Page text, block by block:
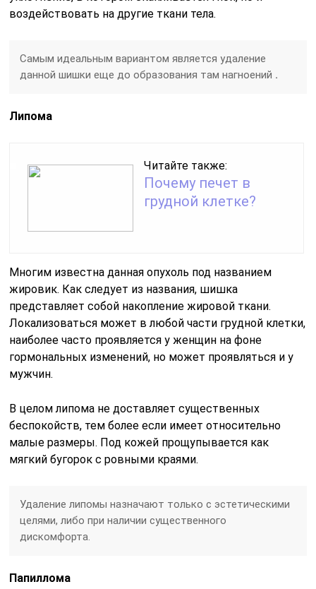
воздействовать на другие ткани тела.
Самым идеальным вариантом является удаление
данной шишки еще до образования там нагноений .
Липома
Читайте также:
Почему печет в
грудной клетке?
Многим известна данная опухоль под названием
жировик. Как следует из названия, шишка
представляет собой накопление жировой ткани.
Локализоваться может в любой части грудной клетки,
наиболее часто проявляется у женщин на фоне
гормональных изменений, но может проявляться и у
мужчин.
В целом липома не доставляет существенных
беспокойств, тем более если имеет относительно
малые размеры. Под кожей прощупывается как
мягкий бугорок с ровными краями.
Удаление липомы назначают только с эстетическими
целями, либо при наличии существенного
дискомфорта.
Папиллома